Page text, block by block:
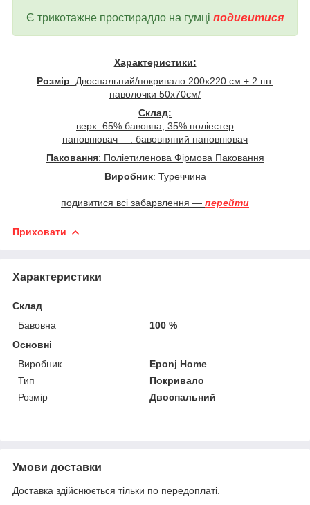
Є трикотажне простирадло на гумці подивитися
Характеристики:
Розмір: Двоспальний/покривало 200х220 см + 2 шт.
наволочки 50х70см/
Склад:
верх: 65% бавовна, 35% поліестер
наповнювач —: бавовняний наповнювач
Паковання: Поліетиленова Фірмова Паковання
Виробник: Туреччина
подивитися всі забарвлення — перейти
Приховати
Характеристики
Склад
Бавовна
100 %
Основні
Виробник
Eponj Home
Тип
Покривало
Розмір
Двоспальний
Умови доставки
Доставка здійснюється тільки по передоплаті.